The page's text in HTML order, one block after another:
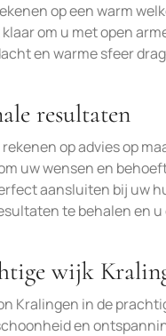
op een warm
om u met open
en warme sfeer
resultaten
op advies op
uw wensen en
aansluiten bij uw
te behalen en
wijk
Kralingen in de
en